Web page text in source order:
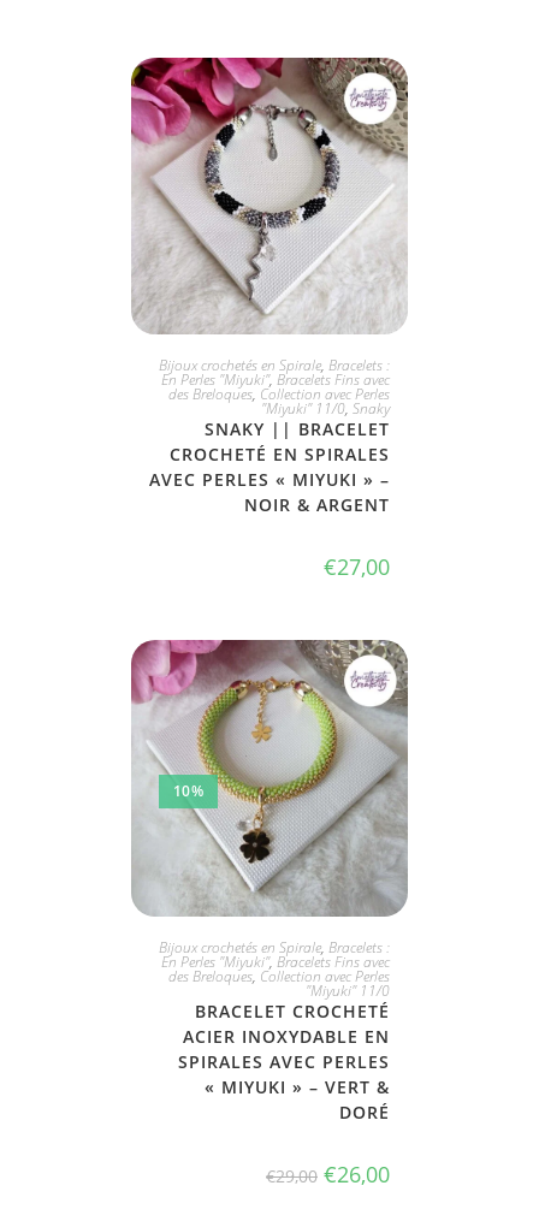
JE L'ADOPTE
Bijoux crochetés en Spirale, Bracelets :
En Perles "Miyuki", Bracelets Fins avec
des Breloques, Collection avec Perles
"Miyuki" 11/0, Snaky
SNAKY || BRACELET
CROCHETÉ EN SPIRALES
AVEC PERLES « MIYUKI » –
NOIR & ARGENT
€27,00
10%
JE L'ADOPTE
Bijoux crochetés en Spirale, Bracelets :
En Perles "Miyuki", Bracelets Fins avec
des Breloques, Collection avec Perles
"Miyuki" 11/0
BRACELET CROCHETÉ
ACIER INOXYDABLE EN
SPIRALES AVEC PERLES
« MIYUKI » – VERT &
DORÉ
€29,00 €26,00